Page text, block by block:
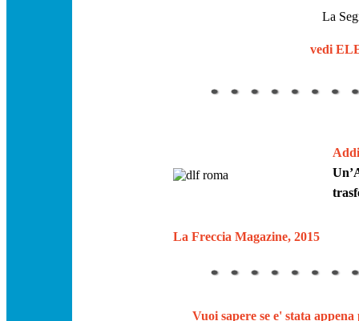
La
vedi
La Freccia Magazine, 2015
Vuoi sapere se e' stata